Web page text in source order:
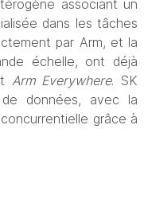
associant un
dans les tâches
par Arm, et la
échelle, ont déjà
Arm Everywhere. SK
données, avec la
grâce à